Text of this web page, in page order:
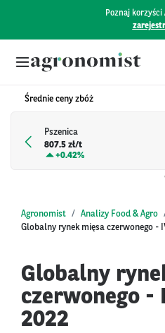
Poznaj korzyści
Średnie ceny zbóż
Pszenica
807.5 zł/t
+0.42%
Agronomist Analizy Food & Agro
Globalny rynek mięsa czerwonego -
Globalny
czerwonego -
2022